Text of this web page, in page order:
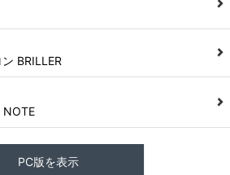
BRILLER
NOTE
PC版を表示